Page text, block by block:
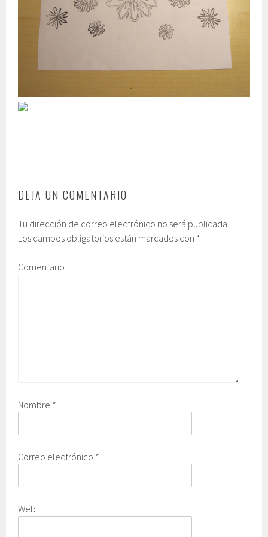
DEJA UN COMENTARIO
Tu dirección de correo electrónico no será publicada.
Los campos obligatorios están marcados con *
Comentario
Nombre *
Correo electrónico *
Web